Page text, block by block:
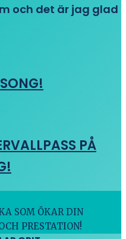
och det är jag glad
PÅ
SOM ÖKAR DIN
PRESTATION!